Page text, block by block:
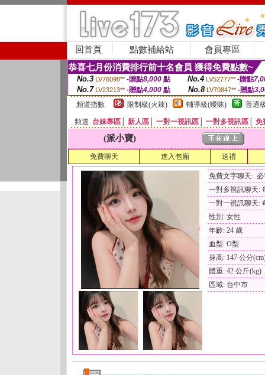
回首頁 點數補給站 會員專區
恭喜七月份消費排行前十名會員 獲得免費點數~
No.3 LV76098** -贈點8,000點 No.4 LV52777** -贈點
No.7 LV23213** -贈點4,000 點 No.8 LV70847** -贈點
頻道指數
限制級(火辣) 輔導級(曖昧) 普通
頻道 台妹專區 新人區 一對一視訊區 一對多視訊區 免
(派小寶)
免費聊天 進入包廂 送禮
免費文字聊天:
一對多視訊聊天:
一對一視訊聊天:
性別: 女性
年齡: 24 歲
血型: O型
身高: 147 公分
體重: 42 公斤(kg)
區域: 台中市